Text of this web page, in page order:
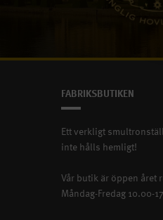
FABRIKSBUTIKEN
Ett verkligt
inte hålls hemligt!
Vår butik är öppen året
Måndag-Fredag 10.00-